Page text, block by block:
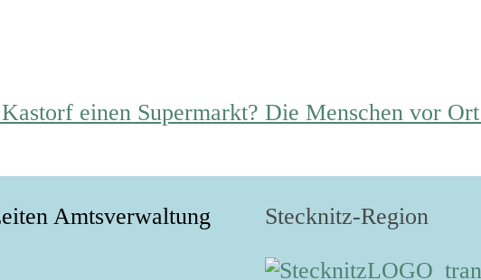
einen Supermarkt? Die Menschen vor
Amtsverwaltung Stecknitz-Region